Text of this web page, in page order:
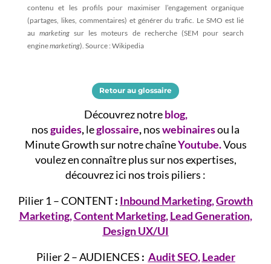
contenu et les profils pour maximiser l’engagement organique
(partages, likes, commentaires) et générer du trafic. Le SMO est lié
au marketingsur les moteurs de recherche (SEM pour search
enginemarketing). Source : Wikipedia
Retour au glossaire
Découvrez notre blog,
nosguides,leglossaire,noswebinairesou la
Minute Growth sur notre chaîneYoutube.Vous
voulez en connaître plus sur nos expertises,
découvrez ici nos trois piliers :
Pilier 1 – CONTENT: Inbound Marketing,Growth
Marketing,Content Marketing,Lead Generation,
Design UX/UI
Pilier 2 – AUDIENCES : Audit SEO,Leader